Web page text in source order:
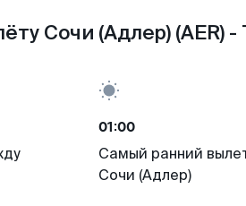
Сочи (Адлер) (AER) -
01:00
Самый ранний
Сочи (Адлер)